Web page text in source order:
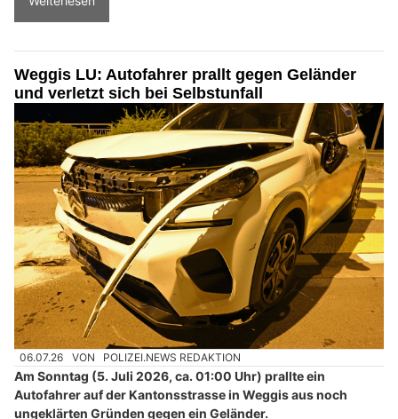
Weggis LU: Autofahrer prallt gegen Geländer
und verletzt sich bei Selbstunfall
06.07.26 VON POLIZEI.NEWS REDAKTION
Am Sonntag (5. Juli 2026, ca. 01:00 Uhr) prallte ein
Autofahrer auf der Kantonsstrasse in Weggis aus noch
ungeklärten Gründen gegen ein Geländer.